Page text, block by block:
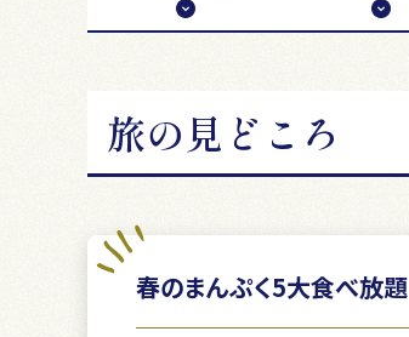
旅の見どころ
春のまんぷく5大食べ放題